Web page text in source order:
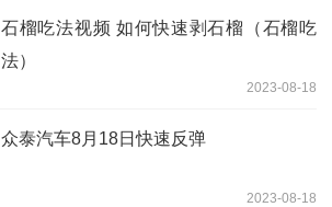
石榴吃法视频 如何快速剥石榴（石榴吃
法）
2023-08-18
众泰汽车8月18日快速反弹
2023-08-18